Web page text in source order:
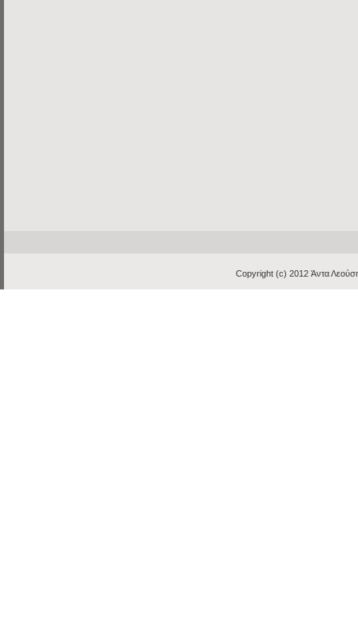
Copyright (c) 2012 Άντα